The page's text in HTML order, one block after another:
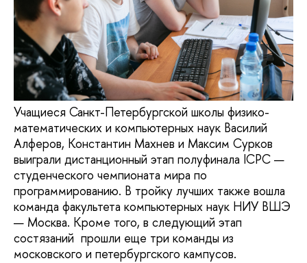
Учащиеся Санкт-Петербургской школы физико-
математических и компьютерных наук Василий
Алферов, Константин Махнев и Максим Сурков
выиграли дистанционный этап полуфинала ICPC —
студенческого чемпионата мира по
программированию. В тройку лучших также вошла
команда факультета компьютерных наук НИУ ВШЭ
— Москва. Кроме того, в следующий этап
состязаний прошли еще три команды из
московского и петербургского кампусов.